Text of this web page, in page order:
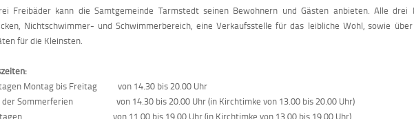
Freibäder kann die Samtgemeinde Tarmstedt seinen Bewohnern und Gästen anbieten. Alle
Nichtschwimmer- und Schwimmerbereich, eine Verkaufsstelle für das leibliche Wohl, sowie
für die Kleinsten.
Montag bis Freitag von 14.30 bis 20.00 Uhr
der Sommerferien von 14.30 bis 20.00 Uhr (in Kirchtimke von 13.00 bis 20.00 Uhr)
von 11.00 bis 19.00 Uhr (in Kirchtimke von 13.00 bis 19.00 Uhr)